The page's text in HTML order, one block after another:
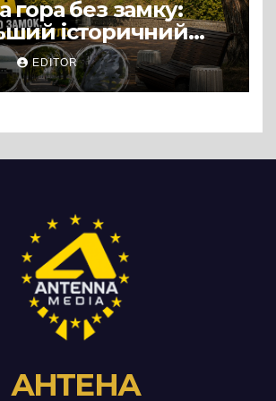
гора без замку:
історичний
EDITOR
АНТЕНА